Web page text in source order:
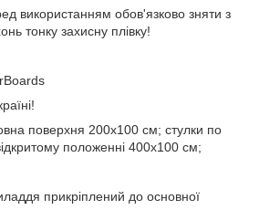
використанням обов'язково зняти з
тонку захисну плівку!
поверхня 200x100 см; стулки по
положенні 400x100 см;
прикріплений до основної